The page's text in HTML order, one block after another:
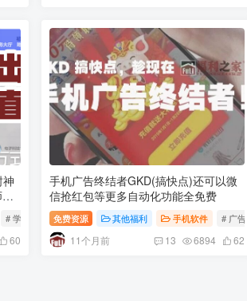
# 学习平台 # 免费学习
60
手机广告终结者GKD(搞快点)还可以微
信抢红包等更多自动化功能全免费
免费资源 其他福利 手机软件 # 广告
11个月前 13 6894 62